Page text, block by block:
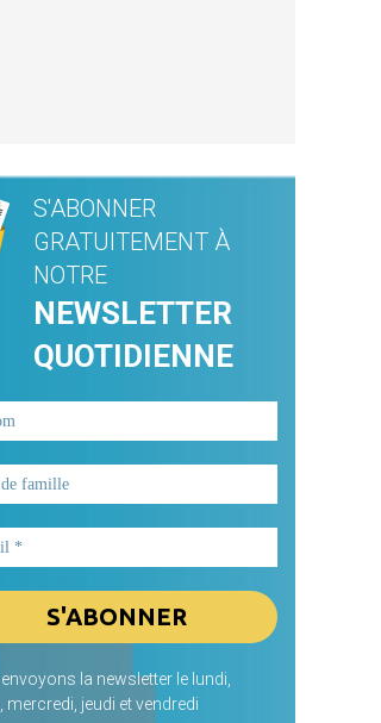
S'ABONNER
GRATUITEMENT À
NOTRE
NEWSLETTER
QUOTIDIENNE
la newsletter le lundi,
mercredi, jeudi et vendredi